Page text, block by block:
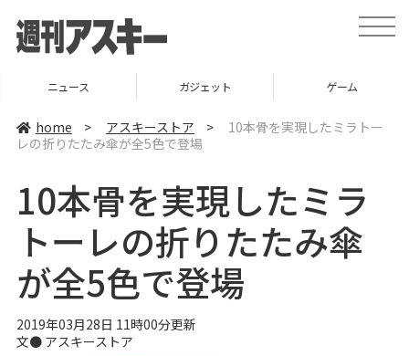
t
o
v
ニュース ガジェット ゲーム
home > アスキーストア >
10本骨を実現したミラトー
レの折りたたみ傘が全5色で登場
10本骨を実現したミラ
トーレの折りたたみ傘
が全5色で登場
2019年03月28日 11時00分更新
文● アスキーストア